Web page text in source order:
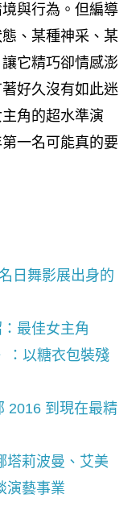
與行為。但編導
、某種神采、某
它精巧卻情感澎
好久沒有如此迷
角的超水準演
一名可能真的要
日舞影展出身的
最佳女主角
：以糖衣包裝殘
2016 到現在最精
塔莉波曼、艾美
演藝事業